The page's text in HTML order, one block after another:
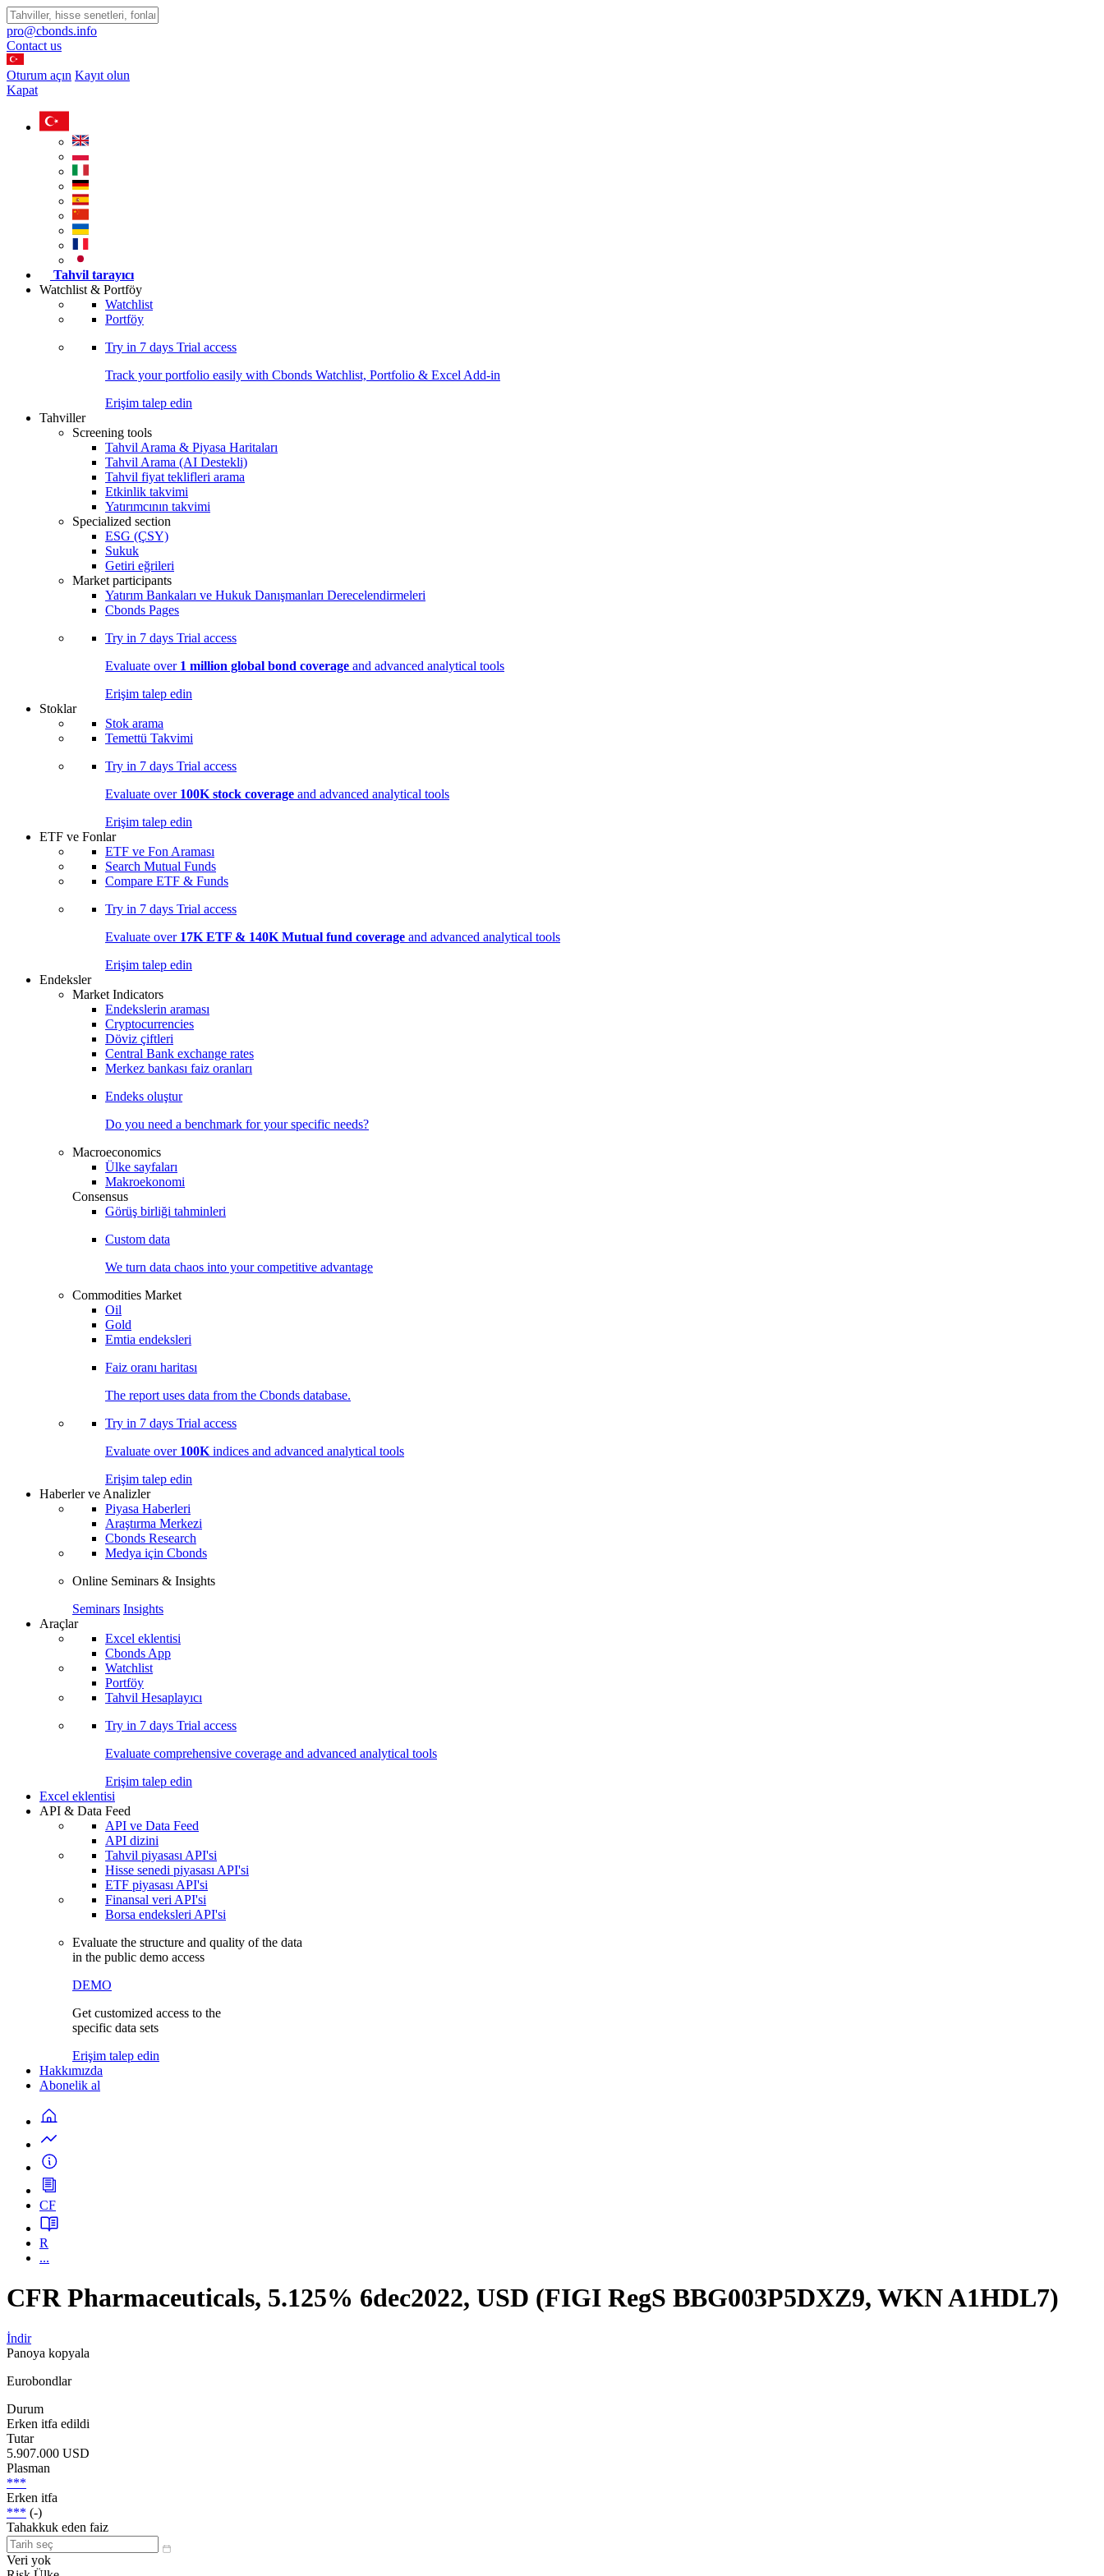
pro@cbonds.info
Contact us
Oturum açın Kayıt olun
Kapat
Tahvil tarayıcı
Watchlist & Portföy
Watchlist
Portföy
Try in 7 days Trial access
Track your portfolio easily with Cbonds Watchlist, Portfolio & Excel Add-in
Erişim talep edin
Tahviller
Screening tools
Tahvil Arama & Piyasa Haritaları
Tahvil Arama (AI Destekli)
Tahvil fiyat teklifleri arama
Etkinlik takvimi
Yatırımcının takvimi
Specialized section
ESG (ÇSY)
Sukuk
Getiri eğrileri
Market participants
Yatırım Bankaları ve Hukuk Danışmanları Derecelendirmeleri
Cbonds Pages
Try in 7 days Trial access
Evaluate over 1 million global bond coverage and advanced analytical tools
Erişim talep edin
Stoklar
Stok arama
Temettü Takvimi
Try in 7 days Trial access
Evaluate over 100K stock coverage and advanced analytical tools
Erişim talep edin
ETF ve Fonlar
ETF ve Fon Araması
Search Mutual Funds
Compare ETF & Funds
Try in 7 days Trial access
Evaluate over 17K ETF & 140K Mutual fund coverage and advanced analytical tools
Erişim talep edin
Endeksler
Market Indicators
Endekslerin araması
Cryptocurrencies
Döviz çiftleri
Central Bank exchange rates
Merkez bankası faiz oranları
Endeks oluştur
Do you need a benchmark for your specific needs?
Macroeconomics
Ülke sayfaları
Makroekonomi
Consensus
Görüş birliği tahminleri
Custom data
We turn data chaos into your competitive advantage
Commodities Market
Oil
Gold
Emtia endeksleri
Faiz oranı haritası
The report uses data from the Cbonds database.
Try in 7 days Trial access
Evaluate over 100K indices and advanced analytical tools
Erişim talep edin
Haberler ve Analizler
Piyasa Haberleri
Araştırma Merkezi
Cbonds Research
Medya için Cbonds
Online Seminars & Insights
Seminars Insights
Araçlar
Excel eklentisi
Cbonds App
Watchlist
Portföy
Tahvil Hesaplayıcı
Try in 7 days Trial access
Evaluate comprehensive coverage and advanced analytical tools
Erişim talep edin
Excel eklentisi
API & Data Feed
API ve Data Feed
API dizini
Tahvil piyasası API'si
Hisse senedi piyasası API'si
ETF piyasası API'si
Finansal veri API'si
Borsa endeksleri API'si
Evaluate the structure and quality of the data
in the public demo access
DEMO
Get customized access to the
specific data sets
Erişim talep edin
Hakkımızda
Abonelik al
CF
R
...
CFR Pharmaceuticals, 5.125% 6dec2022, USD (FIGI RegS BBG003P5DXZ9, WKN A1HDL7)
İndir
Panoya kopyala
Eurobondlar
Durum
Erken itfa edildi
Tutar
5.907.000 USD
Plasman
***
Erken itfa
*** (-)
Tahakkuk eden faiz
Veri yok